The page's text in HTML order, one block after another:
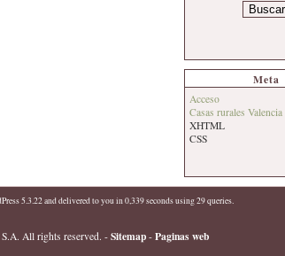
Meta
Acceso
Casas rurales Valencia
XHTML
CSS
5.3.22and delivered to you in 0,339 seconds using 29 queries.
All rights reserved. - Sitemap - Paginas web